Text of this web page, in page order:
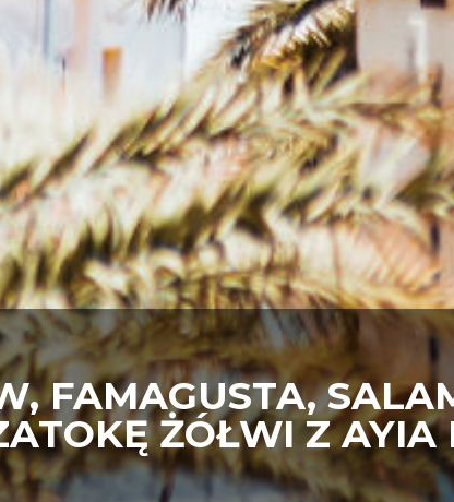
FAMAGUSTA,
ŻÓŁWI Z AYIA